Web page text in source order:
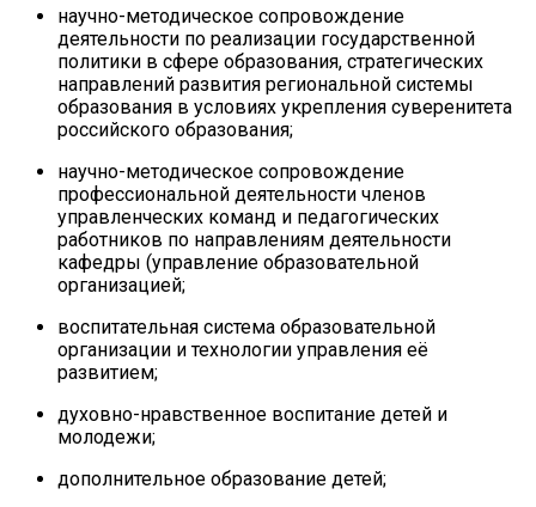
научно-методическое сопровождение
деятельности по реализации государственной
политики в сфере образования, стратегических
направлений развития региональной системы
образования в условиях укрепления суверенитета
российского образования;
научно-методическое сопровождение
профессиональной деятельности членов
управленческих команд и педагогических
работников по направлениям деятельности
кафедры (управление образовательной
организацией;
воспитательная система образовательной
организации и технологии управления её
развитием;
духовно-нравственное воспитание детей и
молодежи;
дополнительное образование детей;